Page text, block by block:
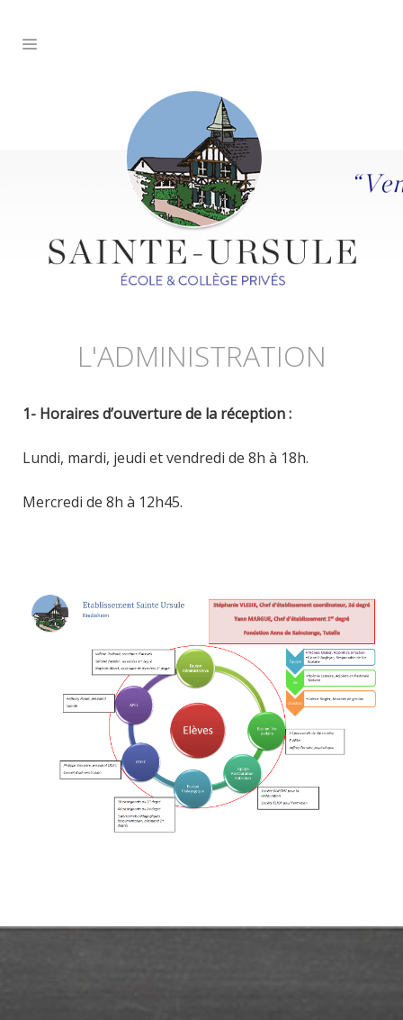
L'ADMINISTRATION
1- Horaires d’ouverture de la réception :
Lundi, mardi, jeudi et vendredi de 8h à 18h.
Mercredi de 8h à 12h45.